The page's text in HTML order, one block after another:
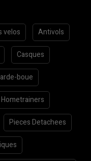
velos Antivols
Casques
boue
Hometrainers
Pieces Detachees